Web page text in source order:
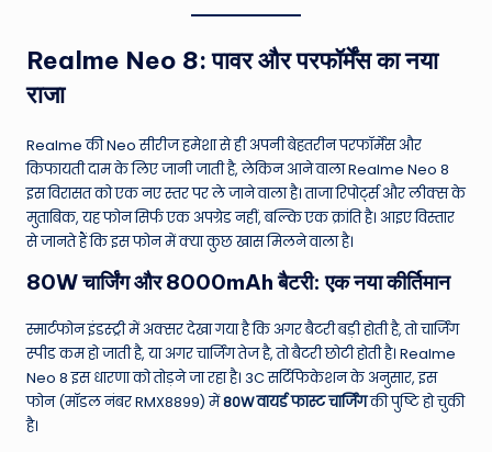
rl
d
Realme Neo 8: पावर और परफॉर्मेंस का नया
राजा
Realme की Neo सीरीज हमेशा से ही अपनी बेहतरीन परफॉर्मेंस और
किफायती दाम के लिए जानी जाती है, लेकिन आने वाला Realme Neo 8
इस विरासत को एक नए स्तर पर ले जाने वाला है। ताजा रिपोर्ट्स और लीक्स के
मुताबिक, यह फोन सिर्फ एक अपग्रेड नहीं, बल्कि एक क्रांति है। आइए विस्तार
से जानते हैं कि इस फोन में क्या कुछ खास मिलने वाला है।
80W चार्जिंग और 8000mAh बैटरी: एक नया कीर्तिमान
स्मार्टफोन इंडस्ट्री में अक्सर देखा गया है कि अगर बैटरी बड़ी होती है, तो चार्जिंग
स्पीड कम हो जाती है, या अगर चार्जिंग तेज है, तो बैटरी छोटी होती है। Realme
Neo 8 इस धारणा को तोड़ने जा रहा है। 3C सर्टिफिकेशन के अनुसार, इस
फोन (मॉडल नंबर RMX8899) में80W वायर्ड फास्ट चार्जिंगकी पुष्टि हो चुकी
है।